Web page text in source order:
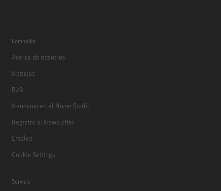
Compañía
Acerca de nosotros
Noticias
B2B
Neumann en el Home Studio
Registro al Newsletter
Empleo
Cookie Settings
Servicio